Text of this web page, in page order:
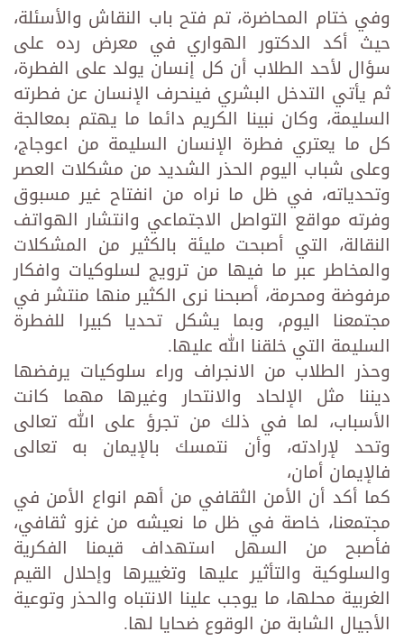
وفي ختام المحاضرة، تم فتح باب النقاش والأسئلة،
حيث أكد الدكتور الهواري في معرض رده على
سؤال لأحد الطلاب أن كل إنسان يولد على الفطرة،
ثم يأتي التدخل البشري فينحرف الإنسان عن فطرته
السليمة، وكان نبينا الكريم دائما ما يهتم بمعالجة
كل ما يعتري فطرة الإنسان السليمة من اعوجاج،
وعلى شباب اليوم الحذر الشديد من مشكلات العصر
وتحدياته، في ظل ما نراه من انفتاح غير مسبوق
وفرته مواقع التواصل الاجتماعي وانتشار الهواتف
النقالة، التي أصبحت مليئة بالكثير من المشكلات
والمخاطر عبر ما فيها من ترويج لسلوكيات وافكار
مرفوضة ومحرمة، أصبحنا نرى الكثير منها منتشر في
مجتمعنا اليوم، وبما يشكل تحديا كبيرا للفطرة
السليمة التي خلقنا الله عليها.
وحذر الطلاب من الانجراف وراء سلوكيات يرفضها
ديننا مثل الإلحاد والانتحار وغيرها مهما كانت
الأسباب، لما في ذلك من تجرؤ على الله تعالى
وتحد لإرادته، وأن نتمسك بالإيمان به تعالى
فالإيمان أمان،
كما أكد أن الأمن الثقافي من أهم انواع الأمن في
مجتمعنا، خاصة في ظل ما نعيشه من غزو ثقافي،
فأصبح من السهل استهداف قيمنا الفكرية
والسلوكية والتأثير عليها وتغييرها وإحلال القيم
الغربية محلها، ما يوجب علينا الانتباه والحذر وتوعية
الأجيال الشابة من الوقوع ضحايا لها.